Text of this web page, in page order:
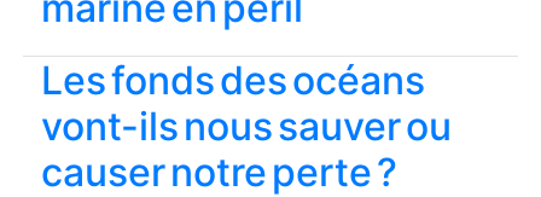
Les fonds des océans
vont-ils nous sauver ou
causer notre perte ?